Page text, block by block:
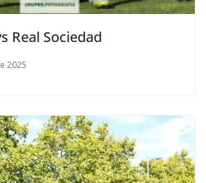
Real Sociedad
2025